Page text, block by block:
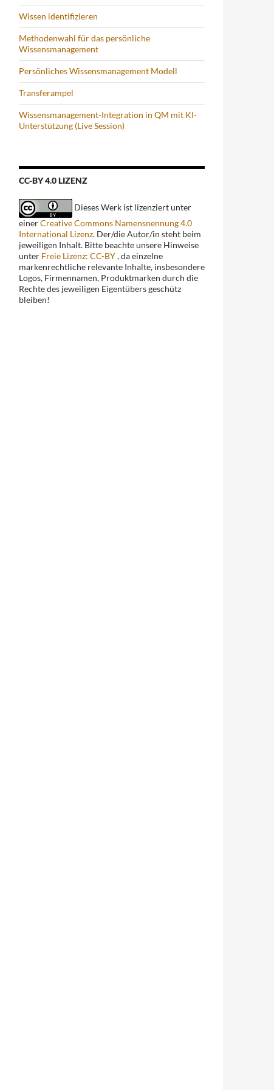
Wissen identifizieren
Methodenwahl für das persönliche
Wissensmanagement
Persönliches Wissensmanagement Modell
Transferampel
Wissensmanagement-Integration in QM mit KI-
Unterstützung (Live Session)
CC-BY 4.0 LIZENZ
Dieses Werk ist lizenziert unter
einerCreative Commons Namensnennung 4.0
International Lizenz. Der/die Autor/in steht beim
jeweiligen Inhalt. Bitte beachte unsere Hinweise
unter Freie Lizenz: CC-BY, da einzelne
markenrechtliche relevante Inhalte, insbesondere
Logos, Firmennamen, Produktmarken durch die
Rechte des jeweiligen Eigentübers geschütz
bleiben!